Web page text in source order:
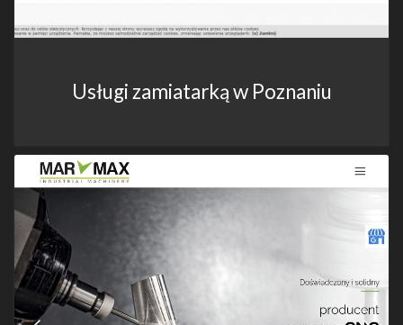
Usługi zamiatarką w Poznaniu